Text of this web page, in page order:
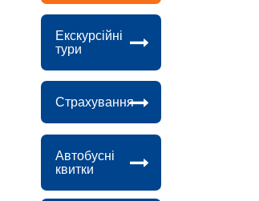
Екскурсійні
тури
Страхування
Автобусні
квитки